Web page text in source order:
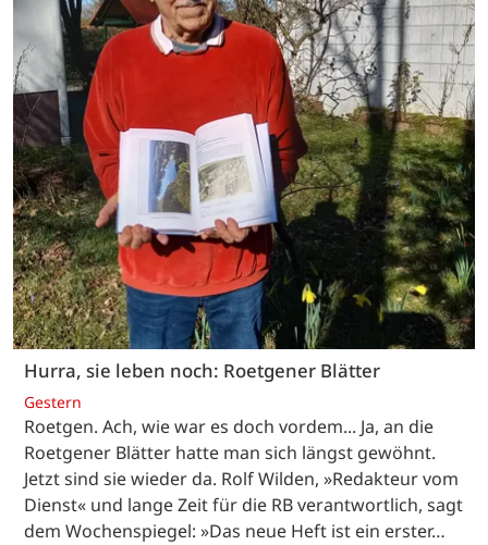
Hurra, sie leben noch: Roetgener Blätter
Gestern
Roetgen. Ach, wie war es doch vordem... Ja, an die
Roetgener Blätter hatte man sich längst gewöhnt.
Jetzt sind sie wieder da. Rolf Wilden, »Redakteur vom
Dienst« und lange Zeit für die RB verantwortlich, sagt
dem Wochenspiegel: »Das neue Heft ist ein erster…